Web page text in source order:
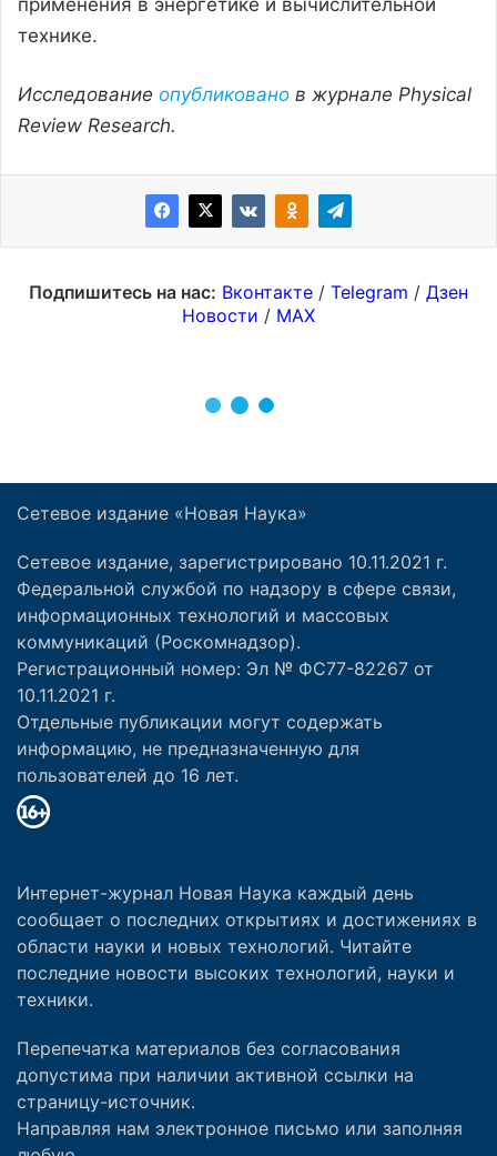
Сетевое издание «Новая Наука»
Сетевое издание, зарегистрировано 10.11.2021 г.
Федеральной службой по надзору в сфере связи,
информационных технологий и массовых
коммуникаций (Роскомнадзор).
Регистрационный номер: Эл № ФС77-82267 от
10.11.2021 г.
Отдельные публикации могут содержать
информацию, не предназначенную для
пользователей до 16 лет.
Интернет-журнал Новая Наука каждый день
сообщает о последних открытиях и достижениях в
области науки и новых технологий. Читайте
последние новости высоких технологий, науки и
техники.
Перепечатка материалов без согласования
допустима при наличии активной ссылки на
страницу-источник.
Направляя нам электронное письмо или заполняя